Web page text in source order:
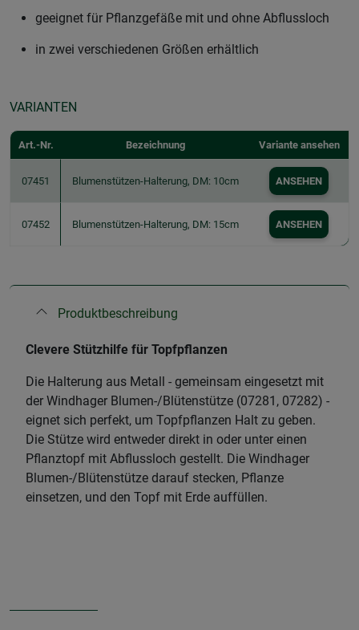
geeignet für Pflanzgefäße mit und ohne Abflussloch
in zwei verschiedenen Größen erhältlich
VARIANTEN
Art.-Nr. Bezeichnung Variante ansehen
07451 Blumenstützen-Halterung, DM: 10cm ANSEHEN
07452 Blumenstützen-Halterung, DM: 15cm ANSEHEN
Produktbeschreibung
Clevere Stützhilfe für Topfpflanzen
Die Halterung aus Metall - gemeinsam eingesetzt mit
der Windhager Blumen-/Blütenstütze (07281, 07282) -
eignet sich perfekt, um Topfpflanzen Halt zu geben.
Die Stütze wird entweder direkt in oder unter einen
Pflanztopf mit Abflussloch gestellt. Die Windhager
Blumen-/Blütenstütze darauf stecken, Pflanze
einsetzen, und den Topf mit Erde auffüllen.